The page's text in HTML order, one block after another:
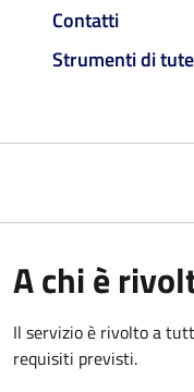
Contatti
Strumenti di
A chi è
Il servizio è rivolto a
requisiti previsti.